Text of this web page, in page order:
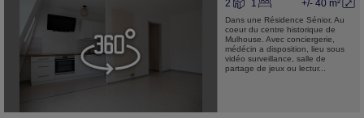
+/- 40 m²
2 1
Dans une Résidence Sénior, Au
coeur du centre historique de
Mulhouse. Avec conciergerie,
médécin a disposition, lieu sous
vidéo surveillance, salle de
partage de jeux ou lectur...